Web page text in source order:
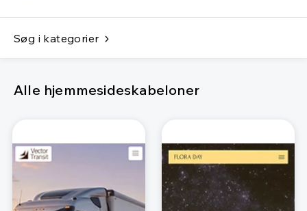
Søg i kategorier
Alle hjemmesideskabeloner